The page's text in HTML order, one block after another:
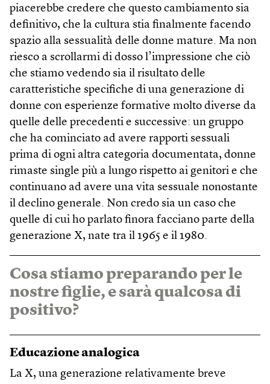
piacerebbe credere che questo cambiamento sia
definitivo, che la cultura stia finalmente facendo
spazio alla sessualità delle donne mature. Ma non
riesco a scrollarmi di dosso l’impressione che ciò
che stiamo vedendo sia il risultato delle
caratteristiche specifiche di una generazione di
donne con esperienze formative molto diverse da
quelle delle precedenti e successive: un gruppo
che ha cominciato ad avere rapporti sessuali
prima di ogni altra categoria documentata, donne
rimaste single più a lungo rispetto ai genitori e che
continuano ad avere una vita sessuale nonostante
il declino generale. Non credo sia un caso che
quelle di cui ho parlato finora facciano parte della
generazione X, nate tra il 1965 e il 1980.
Cosa stiamo preparando per le
nostre figlie, e sarà qualcosa di
positivo?
Educazione analogica
La X, una generazione relativamente breve